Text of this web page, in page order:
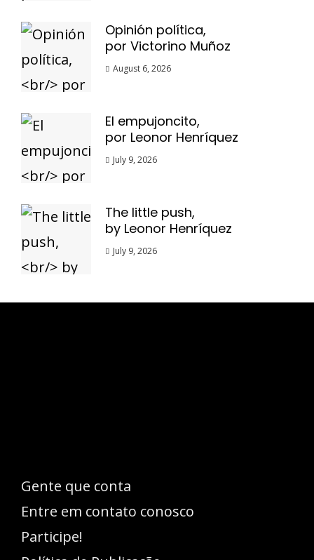
Opinión política,
por Victorino Muñoz
August 6, 2026
El empujoncito,
por Leonor Henríquez
July 9, 2026
The little push,
by Leonor Henríquez
July 9, 2026
Gente que conta
Entre em contato conosco
Participe!